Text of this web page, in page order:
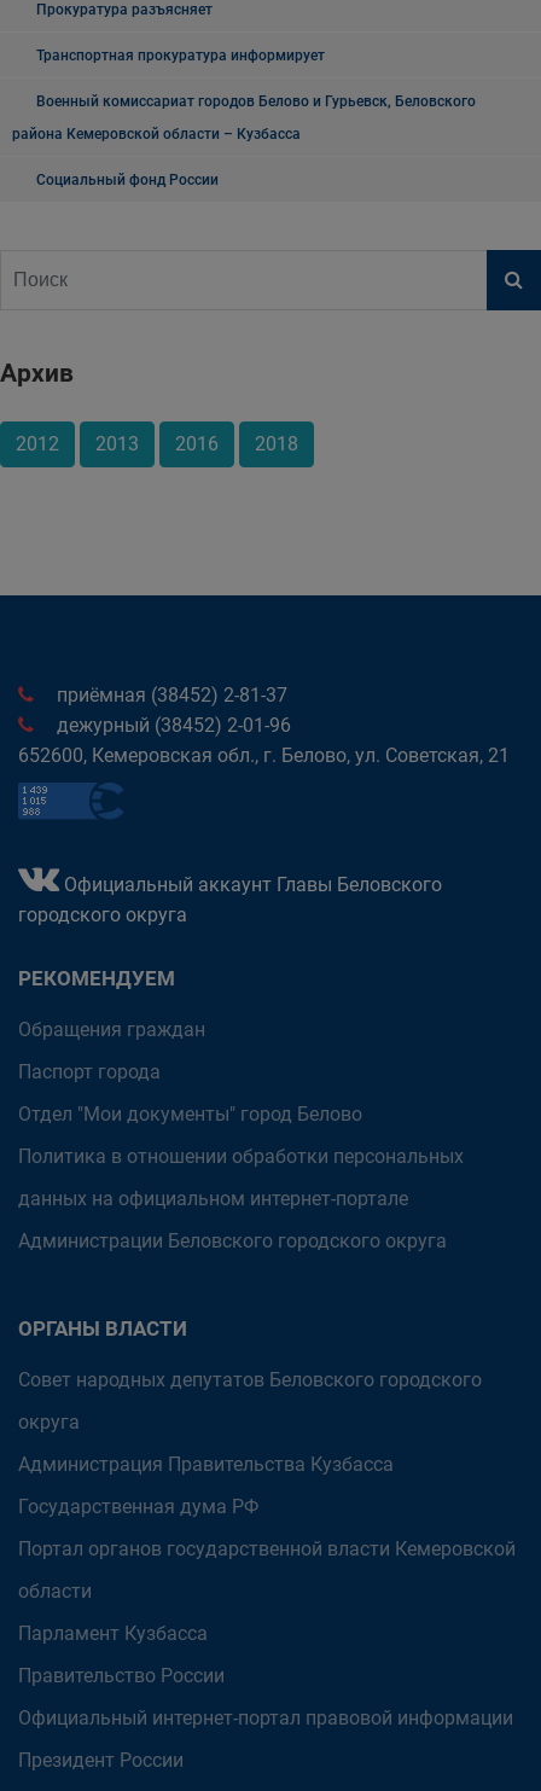
Прокуратура разъясняет
Транспортная прокуратура информирует
Военный комиссариат городов Белово и Гурьевск, Беловского
района Кемеровской области – Кузбасса
Социальный фонд России
Архив
2012 2013 2016 2018
приёмная (38452) 2-81-37
дежурный (38452) 2-01-96
652600, Кемеровская обл., г. Белово, ул. Советская, 21
Официальный аккаунт Главы Беловского
городского округа
РЕКОМЕНДУЕМ
Обращения граждан
Паспорт города
Отдел "Мои документы" город Белово
Политика в отношении обработки персональных
данных на официальном интернет-портале
Администрации Беловского городского округа
ОРГАНЫ ВЛАСТИ
Совет народных депутатов Беловского городского
округа
Администрация Правительства Кузбасса
Государственная дума РФ
Портал органов государственной власти Кемеровской
области
Парламент Кузбасса
Правительство России
Официальный интернет-портал правовой информации
Президент России